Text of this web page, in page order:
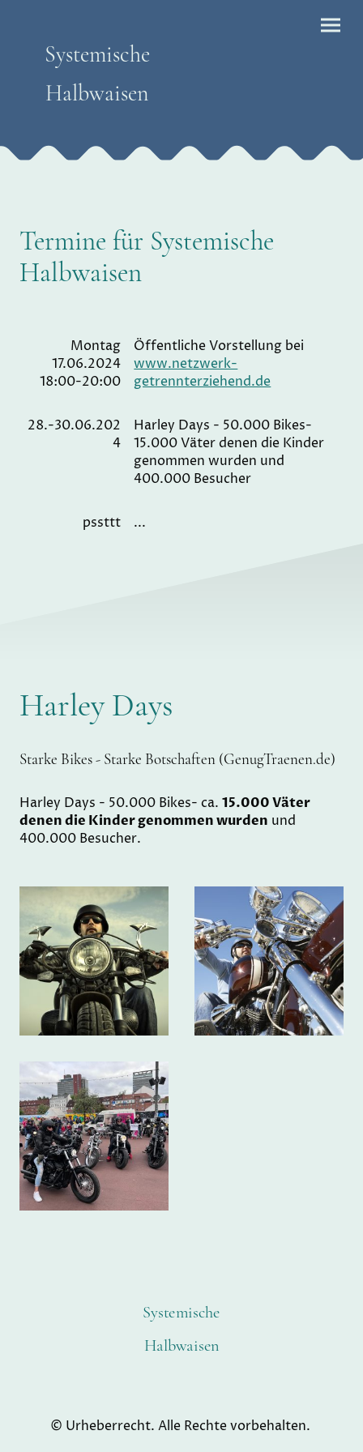
Systemische
Halbwaisen
Termine für Systemische
Halbwaisen
Montag
17.06.2024
18:00-20:00
Öffentliche Vorstellung bei
www.netzwerk-
getrennterziehend.de
28.-30.06.202
4
Harley Days - 50.000 Bikes-
15.000 Väter denen die Kinder
genommen wurden und
400.000 Besucher
pssttt ...
Harley Days
Starke Bikes - Starke Botschaften (GenugTraenen.de)
Harley Days - 50.000 Bikes- ca. 15.000 Väter
denen die Kinder genommen wurden und
400.000 Besucher.
Systemische
Halbwaisen
© Urheberrecht. Alle Rechte vorbehalten.